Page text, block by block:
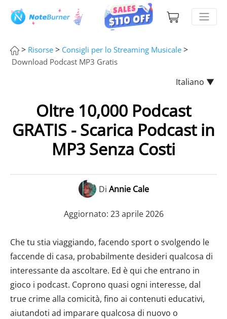
> Risorse > Consigli per lo Streaming Musicale >
Download Podcast MP3 Gratis
Italiano ▼
Oltre 10,000 Podcast
GRATIS - Scarica Podcast in
MP3 Senza Costi
Di Annie Cale
Aggiornato: 23 aprile 2026
Che tu stia viaggiando, facendo sport o svolgendo le
faccende di casa, probabilmente desideri qualcosa di
interessante da ascoltare. Ed è qui che entrano in
gioco i podcast. Coprono quasi ogni interesse, dal
true crime alla comicità, fino ai contenuti educativi,
aiutandoti ad imparare qualcosa di nuovo o